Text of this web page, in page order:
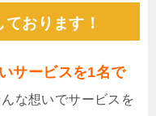
おります！
いサービスを1名で
んな想いでサービスを